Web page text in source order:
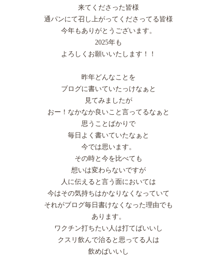
来てくださった皆様
通パンにて召し上がってくださってる皆様
今年もありがとうございます。
2025年も
よろしくお願いいたします！！
昨年どんなことを
ブログに書いていたっけなぁと
見てみましたが
おー！なかなか良いこと言ってるなぁと
思うことばかりで
毎日よく書いていたなぁと
今では思います。
その時と今を比べても
想いは変わらないですが
人に伝えると言う面においては
今はその気持ちはかなりなくなっていて
それがブログ毎日書けなくなった理由でも
あります。
ワクチン打ちたい人は打てばいいし
クスリ飲んで治ると思ってる人は
飲めばいいし